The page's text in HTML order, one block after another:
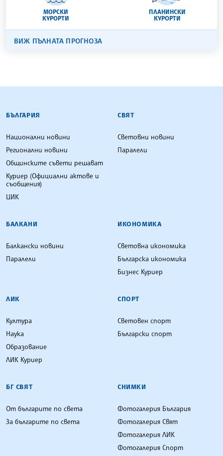
МОРСКИ
КУРОРТИ
ПЛАНИНСКИ
КУРОРТИ
ВИЖ ПЪЛНАТА ПРОГНОЗА
БЪЛГАРСКА ТЕЛЕГРАФНА АГЕНЦИЯ
БЪЛГАРИЯ
Национални новини
Регионални новини
Общинските съвети решават
Куриер (Официални актове и
съобщения)
ЦИК
СВЯТ
Световни новини
Паралели
БАЛКАНИ
Балкански новини
Паралели
ИКОНОМИКА
Световна икономика
Българска икономика
Бизнес Куриер
ЛИК
Култура
Наука
Образование
ЛИК Куриер
СПОРТ
Световен спорт
Български спорт
БГ СВЯТ
От българите по света
За българите по света
СНИМКИ
Фотогалерия България
Фотогалерия Свят
Фотогалерия ЛИК
Фотогалерия Спорт